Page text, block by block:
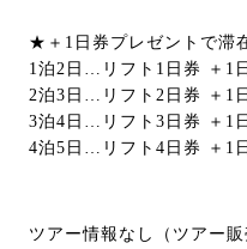
★＋1日券プレゼントで滞
1泊2日…リフト1日券 ＋1
2泊3日…リフト2日券 ＋1
3泊4日…リフト3日券 ＋1
4泊5日…リフト4日券 ＋1
ツアー情報なし（ツアー